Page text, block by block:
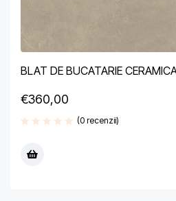
BLAT DE BUCATARIE
€360,00
(0 recenzii)